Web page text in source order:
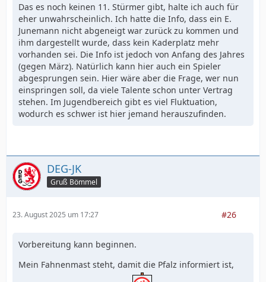
Das es noch keinen 11. Stürmer gibt, halte ich auch für
eher unwahrscheinlich. Ich hatte die Info, dass ein E.
Junemann nicht abgeneigt war zurück zu kommen und
ihm dargestellt wurde, dass kein Kaderplatz mehr
vorhanden sei. Die Info ist jedoch von Anfang des Jahres
(gegen März). Natürlich kann hier auch ein Spieler
abgesprungen sein. Hier wäre aber die Frage, wer nun
einspringen soll, da viele Talente schon unter Vertrag
stehen. Im Jugendbereich gibt es viel Fluktuation,
wodurch es schwer ist hier jemand herauszufinden.
DEG-JK
Gruß Bömmel
23. August 2025 um 17:27 #26
Vorbereitung kann beginnen.
Mein Fahnenmast steht, damit die Pfalz informiert ist,